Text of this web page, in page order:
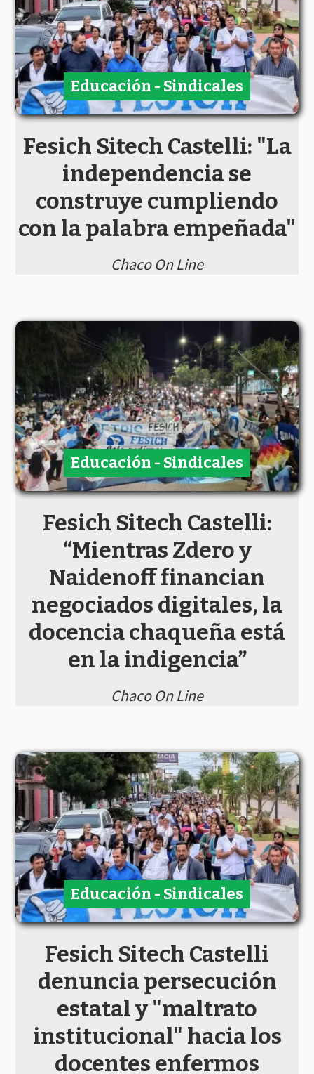
Fesich Sitech Castelli: "La
independencia se
construye cumpliendo
con la palabra empeñada"
Chaco On Line
Educación - Sindicales
Fesich Sitech Castelli:
“Mientras Zdero y
Naidenoff financian
negociados digitales, la
docencia chaqueña está
en la indigencia”
Chaco On Line
Educación - Sindicales
Fesich Sitech Castelli
denuncia persecución
estatal y "maltrato
institucional" hacia los
docentes enfermos
Educación - Sindicales